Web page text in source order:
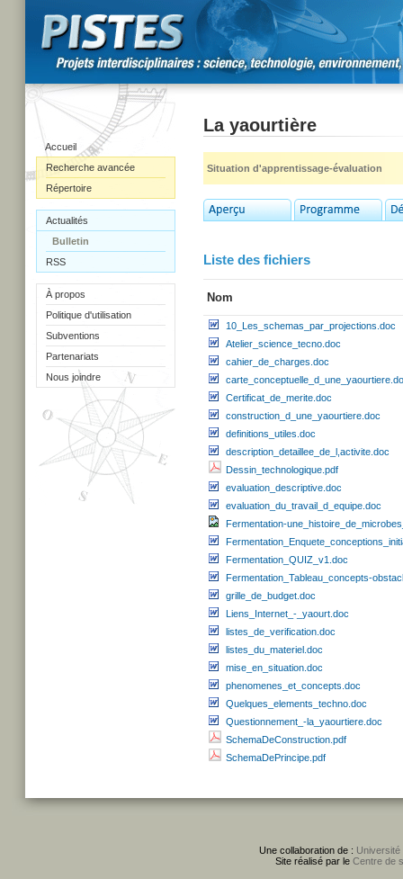
Accueil
Recherche avancée
Répertoire
Actualités
Bulletin
RSS
À propos
Politique d'utilisation
Subventions
Partenariats
Nous joindre
La yaourtière
Situation d'apprentissage-évaluation
Liste des fichiers
Nom
10_Les_schemas_par_projections.doc
Atelier_science_tecno.doc
cahier_de_charges.doc
Certificat_de_merite.doc
construction_d_une_yaourtiere.doc
definitions_utiles.doc
description_detaillee_de_l,activite.doc
Dessin_technologique.pdf
evaluation_descriptive.doc
evaluation_du_travail_d_equipe.doc
Fermentation-
Fermentation_QUIZ_v1.doc
Fermentation_Tableau_concepts-
grille_de_budget.doc
Liens_Internet_-_yaourt.doc
listes_de_verification.doc
listes_du_materiel.doc
mise_en_situation.doc
phenomenes_et_concepts.doc
Quelques_elements_techno.doc
Questionnement_-la_yaourtiere.doc
SchemaDeConstruction.pdf
SchemaDePrincipe.pdf
Une collaboration de : Université
Site réalisé par le Centre de